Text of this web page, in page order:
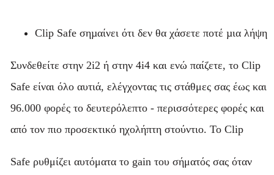
Clip Safe σηµαίνει ότι δεν θα χάσετε ποτέ µια λήψη
Συνδεθείτε στην 2i2 ή στην 4i4 και ενώ παίζετε, το Clip
Safe είναι όλο αυτιά, ελέγχοντας τις στάθμες σας έως και
96.000 φορές το δευτερόλεπτο - περισσότερες φορές και
από τον πιο προσεκτικό ηχολήπτη στούντιο. Το Clip
Safe ρυθμίζει αυτόματα το gain του σήματός σας όταν